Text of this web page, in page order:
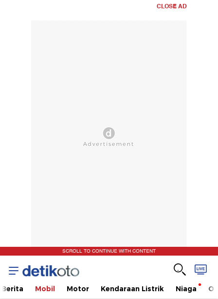
CLOSE AD
SCROLL TO CONTINUE WITH CONTENT
Berita Mobil Motor Kendaraan Listrik Niaga